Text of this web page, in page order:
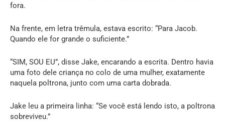
fora.
Na frente, em letra trêmula, estava escrito: “Para Jacob.
Quando ele for grande o suficiente.”
“SIM, SOU EU”, disse Jake, encarando a escrita. Dentro havia
uma foto dele criança no colo de uma mulher, exatamente
naquela poltrona, junto com uma carta dobrada.
Jake leu a primeira linha: “Se você está lendo isto, a poltrona
sobreviveu.”